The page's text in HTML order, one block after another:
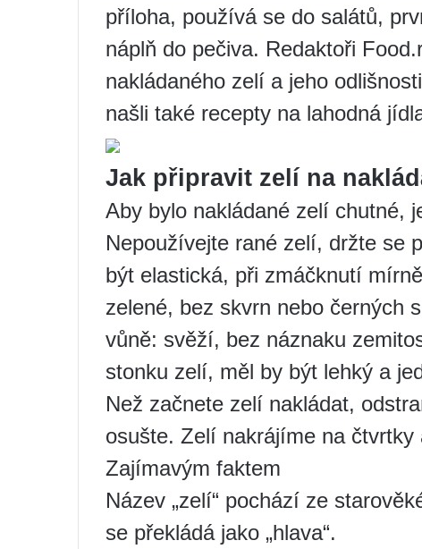
příloha, používá se do salátů,
náplň do pečiva. Redaktoři
nakládaného zelí a jeho
našli také recepty na lahodná
Jak připravit zelí na
Aby bylo nakládané zelí chutné,
Nepoužívejte rané zelí, držte se
být elastická, při zmáčknutí
zelené, bez skvrn nebo černých
vůně: svěží, bez náznaku
stonku zelí, měl by být lehký a
Než začnete zelí nakládat,
osušte. Zelí nakrájíme na čtvrtky
Zajímavým faktem
Název „zelí“ pochází ze
se překládá jako „hlava“.